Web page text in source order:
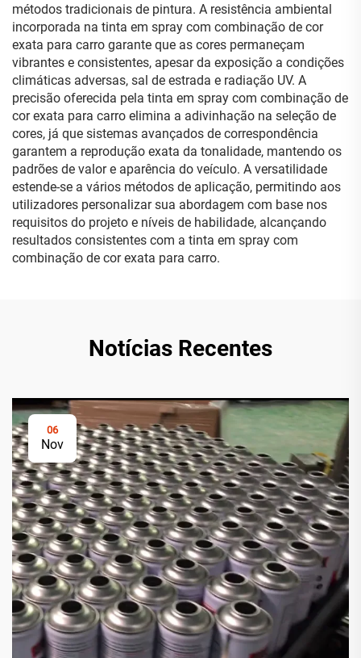
métodos tradicionais de pintura. A resistência ambiental
incorporada na tinta em spray com combinação de cor
exata para carro garante que as cores permaneçam
vibrantes e consistentes, apesar da exposição a condições
climáticas adversas, sal de estrada e radiação UV. A
precisão oferecida pela tinta em spray com combinação de
cor exata para carro elimina a adivinhação na seleção de
cores, já que sistemas avançados de correspondência
garantem a reprodução exata da tonalidade, mantendo os
padrões de valor e aparência do veículo. A versatilidade
estende-se a vários métodos de aplicação, permitindo aos
utilizadores personalizar sua abordagem com base nos
requisitos do projeto e níveis de habilidade, alcançando
resultados consistentes com a tinta em spray com
combinação de cor exata para carro.
Notícias Recentes
06
Nov